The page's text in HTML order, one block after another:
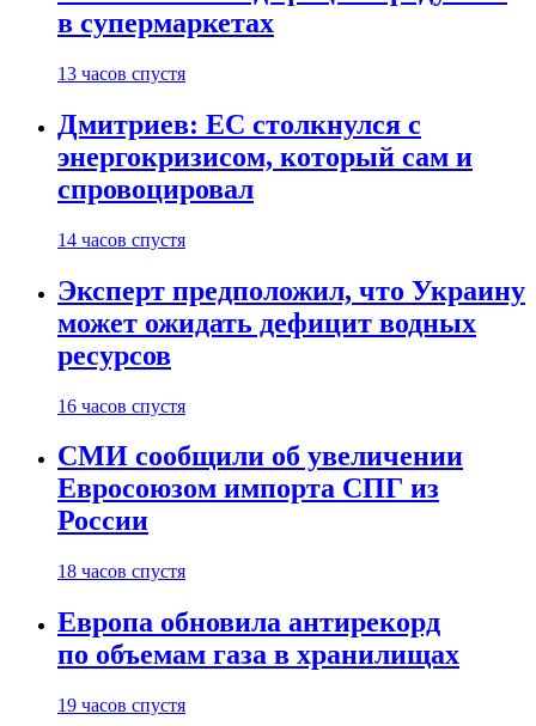
в супермаркетах
13 часов спустя
Дмитриев: ЕС столкнулся с
энергокризисом, который сам и
спровоцировал
14 часов спустя
Эксперт предположил, что Украину
может ожидать дефицит водных
ресурсов
16 часов спустя
СМИ сообщили об увеличении
Евросоюзом импорта СПГ из
России
18 часов спустя
Европа обновила антирекорд
по объемам газа в хранилищах
19 часов спустя